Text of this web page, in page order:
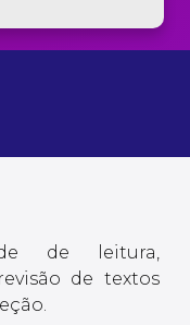
de leitura,
de textos